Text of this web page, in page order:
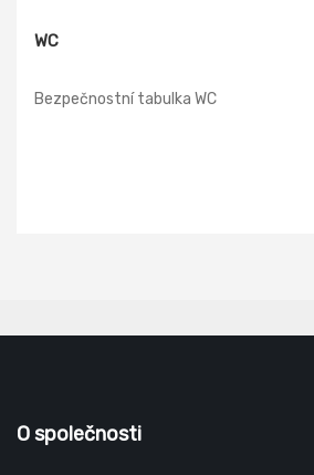
WC
Bezpečnostní tabulka WC
O společnosti